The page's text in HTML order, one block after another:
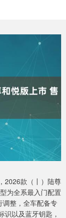
2026款（丨）陆尊
为全系最入门配置
调整，全车配备专
识以及蓝牙钥匙，